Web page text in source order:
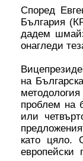
Според
България
дадем
онагледи
на
проблем на
или
като цяло.
европейски